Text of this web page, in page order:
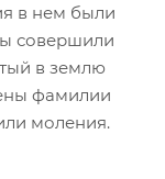
в нем были
совершили
в землю
фамилии
моления.